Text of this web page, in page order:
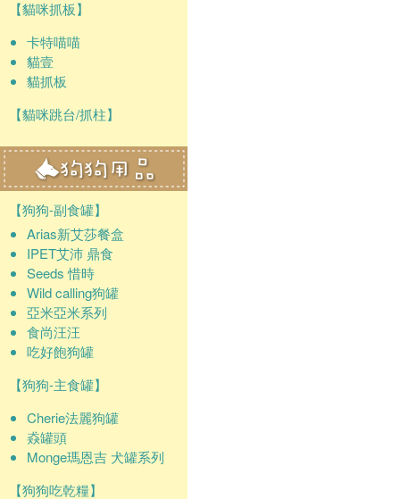
【貓咪抓板】
卡特喵喵
貓壹
貓抓板
【貓咪跳台/抓柱】
【狗狗-副食罐】
Arias新艾莎餐盒
IPET艾沛 鼎食
Seeds 惜時
Wild calling狗罐
亞米亞米系列
食尚汪汪
吃好飽狗罐
【狗狗-主食罐】
Cherie法麗狗罐
猋罐頭
Monge瑪恩吉 犬罐系列
【狗狗吃乾糧】